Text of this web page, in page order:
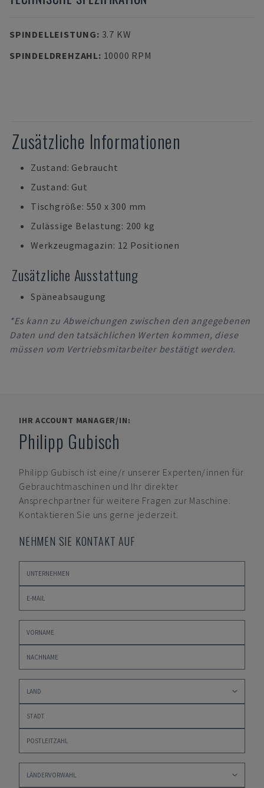
SPINDELLEISTUNG: 3.7 KW
SPINDELDREHZAHL: 10000 RPM
Zusätzliche Informationen
Zustand: Gebraucht
Zustand: Gut
Tischgröße: 550 x 300 mm
Zulässige Belastung: 200 kg
Werkzeugmagazin: 12 Positionen
Zusätzliche Ausstattung
Späneabsaugung
*Es kann zu Abweichungen zwischen den angegebenen
Daten und den tatsächlichen Werten kommen, diese
müssen vom Vertriebsmitarbeiter bestätigt werden.
IHR ACCOUNT MANAGER/IN:
Philipp Gubisch
Philipp Gubisch ist eine/r unserer Experten/innen für
Gebrauchtmaschinen und Ihr direkter
Ansprechpartner für weitere Fragen zur Maschine.
Kontaktieren Sie uns gerne jederzeit.
NEHMEN SIE KONTAKT AUF